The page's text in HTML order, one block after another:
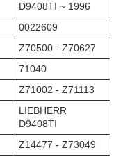
D9408TI ~ 1996
0022609
Z70500 - Z70627
71040
Z71002 - Z71113
LIEBHERR
D9408TI
Z14477 - Z73049